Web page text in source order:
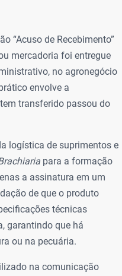
“Acuso de Recebimento”
mercadoria foi entregue
no agronegócio
envolve a
transferido passou do
logística de suprimentos e
para a formação
a assinatura em um
de que o produto
técnicas
garantindo que há
ou na pecuária.
na comunicação